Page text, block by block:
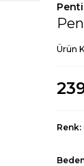
Penti
Ürün
Renk: